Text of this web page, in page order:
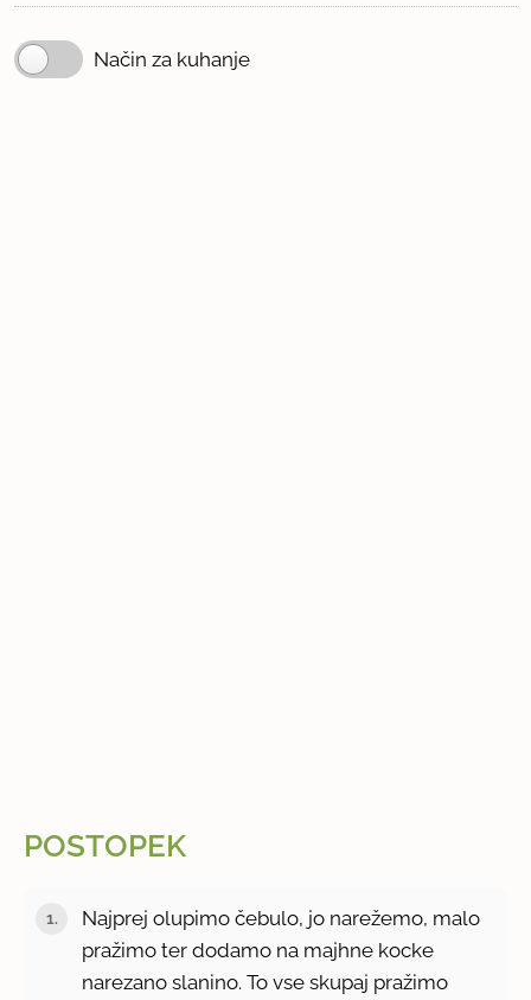
Način za kuhanje
POSTOPEK
Najprej olupimo čebulo, jo narežemo, malo
pražimo ter dodamo na majhne kocke
narezano slanino. To vse skupaj pražimo